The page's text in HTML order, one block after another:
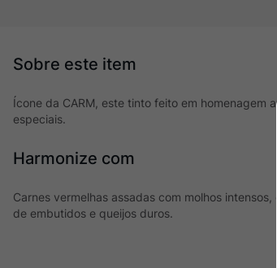
Ícone da CARM, este tinto feito em homenagem
especiais.
Harmonize com
Carnes vermelhas assadas com molhos
de embutidos e queijos duros.